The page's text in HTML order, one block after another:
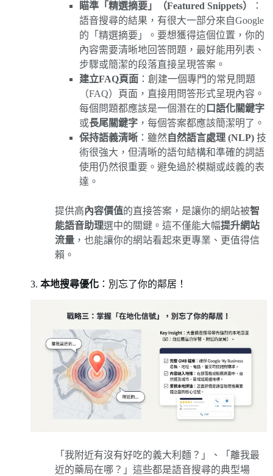
瞄準「精選摘要」（Featured Snippets）
：
語音搜尋的結果，有很大一部分來自Google
的「精選摘要」。要想獲得這個位置，你的
內容需要清晰地回答問題，最好能用列表、
步驟或簡潔的段落直接呈現答案。
建立FAQ頁面 ：創建一個專門的常見問題
（FAQ）頁面，直接用問答形式呈現內容。
每個問題都應該是一個潛在的 口語化關鍵字
或長尾關鍵字 ，每個答案都應該簡潔明了。
保持語義清晰 ：雖然自然語言處理 (NLP) 技
術很強大，但清晰的語句結構和準確的詞語
使用仍然很重要。避免過於模糊或歧義的表
達。
提供高內容價值的直接答案，是讓你的網站被智
能語音助理選中的關鍵。這不僅能大幅提升網站
流量 ，也能讓你的網站看起來更專業、更值得信
賴。
3. 本地搜尋優化 ：別忘了你的鄰居！
「我附近有沒有好吃的義大利麵？」、「離我最
近的藥局在哪？」這些都是語音搜尋的典型場